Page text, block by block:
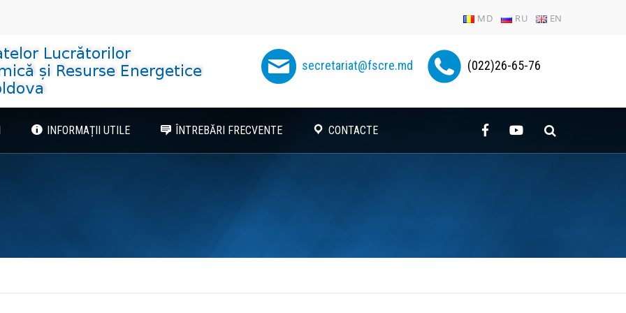
MD RU EN
secretariat@fscre.md (022)26-65-76
INFORMAȚII UTILE ÎNTREBĂRI FRECVENTE CONTACTE